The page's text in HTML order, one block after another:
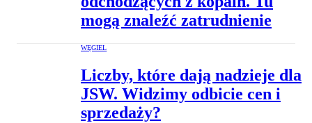
mogą znaleźć zatrudnienie
WĘGIEL
Liczby, które dają nadzieje dla
JSW. Widzimy odbicie cen i
sprzedaży?